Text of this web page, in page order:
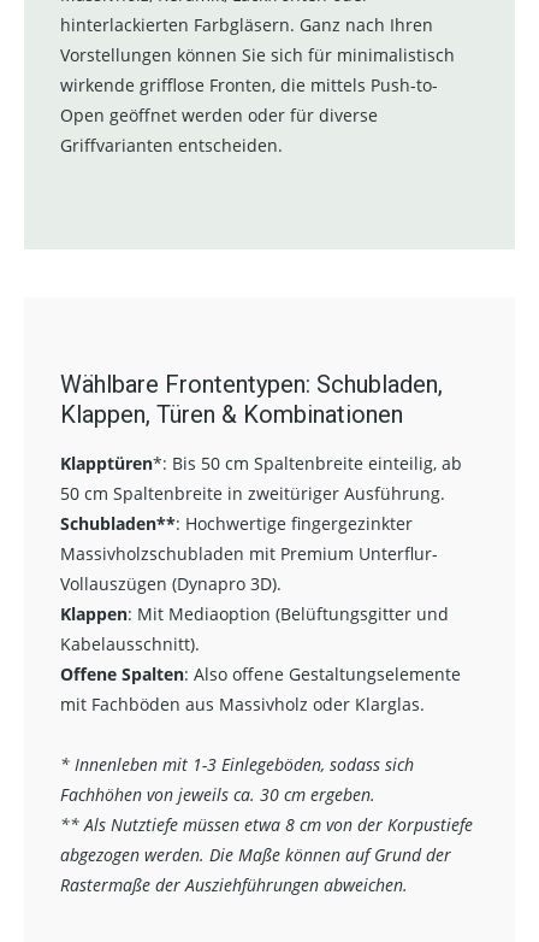
hinterlackierten Farbgläsern. Ganz nach Ihren
Vorstellungen können Sie sich für minimalistisch
wirkende grifflose Fronten, die mittels Push-to-
Open geöffnet werden oder für diverse
Griffvarianten entscheiden.
Wählbare Frontentypen: Schubladen,
Klappen, Türen & Kombinationen
Klapptüren*: Bis 50 cm Spaltenbreite einteilig, ab
50 cm Spaltenbreite in zweitüriger Ausführung.
Schubladen**: Hochwertige fingergezinkter
Massivholzschubladen mit Premium Unterflur-
Vollauszügen (Dynapro 3D).
Klappen: Mit Mediaoption (Belüftungsgitter und
Kabelausschnitt).
Offene Spalten: Also offene Gestaltungselemente
mit Fachböden aus Massivholz oder Klarglas.
* Innenleben mit 1-3 Einlegeböden, sodass sich
Fachhöhen von jeweils ca. 30 cm ergeben.
** Als Nutztiefe müssen etwa 8 cm von der Korpustiefe
abgezogen werden. Die Maße können auf Grund der
Rastermaße der Ausziehführungen abweichen.